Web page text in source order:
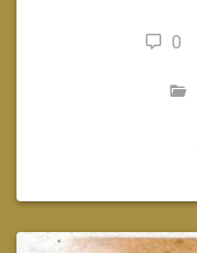
0